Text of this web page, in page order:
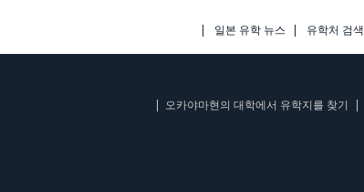
일본 유학 뉴스 유학처 검색
오카야마현의 대학에서 유학지를 찾기